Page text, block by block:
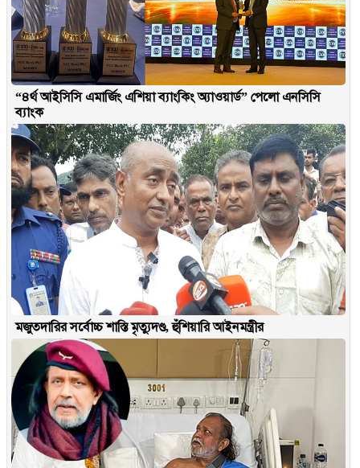
“৪র্থ আইসিসি এমার্জিং এশিয়া ব্যাংকিং অ্যাওয়ার্ড” পেলো এনসিসি
ব্যাংক
মজুতদারির সর্বোচ্চ শাস্তি মৃত্যুদণ্ড, হুঁশিয়ারি আইনমন্ত্রীর